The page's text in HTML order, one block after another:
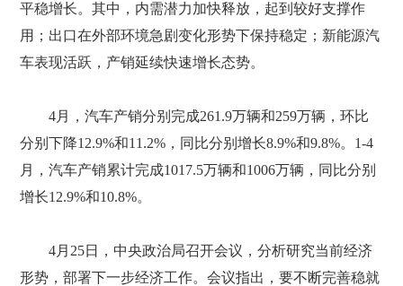
平稳增长。其中，内需潜力加快释放，起到较好支撑作
用；出口在外部环境急剧变化形势下保持稳定；新能源汽
车表现活跃，产销延续快速增长态势。
4月，汽车产销分别完成261.9万辆和259万辆，环比
分别下降12.9%和11.2%，同比分别增长8.9%和9.8%。1-4
月，汽车产销累计完成1017.5万辆和1006万辆，同比分别
增长12.9%和10.8%。
4月25日，中央政治局召开会议，分析研究当前经济
形势，部署下一步经济工作。会议指出，要不断完善稳就